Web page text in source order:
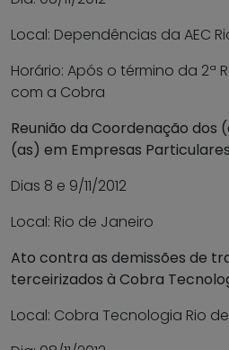
Local: Dependências da AEC
Horário: Após o término da 2ª
com a Cobra
Reunião da Coordenação dos
(as) em Empresas Particulares
Dias 8 e 9/11/2012
Local: Rio de Janeiro
Ato contra as demissões de
terceirizados à Cobra
Local: Cobra Tecnologia Rio